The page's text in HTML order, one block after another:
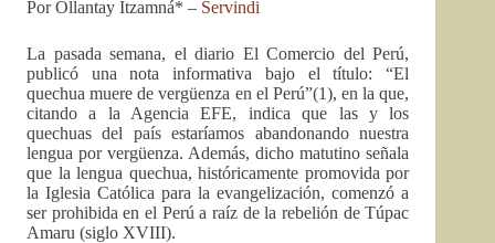
Por Ollantay Itzamná* – Servindi
La pasada semana, el diario El Comercio del Perú,
publicó una nota informativa bajo el título: “El
quechua muere de vergüenza en el Perú”(1), en la que,
citando a la Agencia EFE, indica que las y los
quechuas del país estaríamos abandonando nuestra
lengua por vergüenza. Además, dicho matutino señala
que la lengua quechua, históricamente promovida por
la Iglesia Católica para la evangelización, comenzó a
ser prohibida en el Perú a raíz de la rebelión de Túpac
Amaru (siglo XVIII).